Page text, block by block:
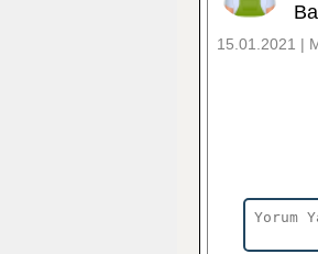
15.01.2021 |